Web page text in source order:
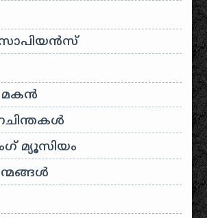
മകൻ
മ്യൂസിയം